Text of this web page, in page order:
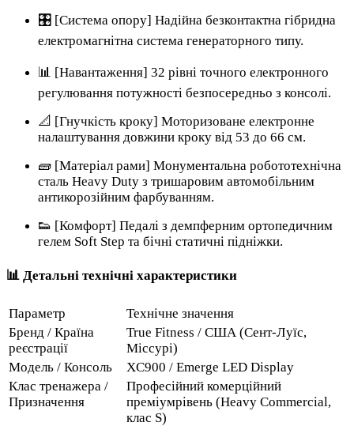
🎛️ [Система опору] Надійна безконтактна гібридна
електромагнітна система генераторного типу.
📊 [Навантаження] 32 рівні точного електронного
регулювання потужності безпосередньо з консолі.
📐 [Гнучкість кроку] Моторизоване електронне
налаштування довжини кроку від 53 до 66 см.
🧱 [Матеріал рами] Монументальна робототехнічна
сталь Heavy Duty з тришаровим автомобільним
антикорозійним фарбуванням.
👟 [Комфорт] Педалі з демпферним ортопедичним
гелем Soft Step та бічні статичні підніжки.
📊 Детальні технічні характеристики
Параметр
Технічне значення
Бренд / Країна
реєстрації
True Fitness / США (Сент-Луїс,
Міссурі)
Модель / Консоль
XC900 / Emerge LED Display
Клас тренажера /
Призначення
Професійний комерційний
преміумрівень (Heavy Commercial,
клас S)